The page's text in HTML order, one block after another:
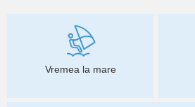
Vremea la mare